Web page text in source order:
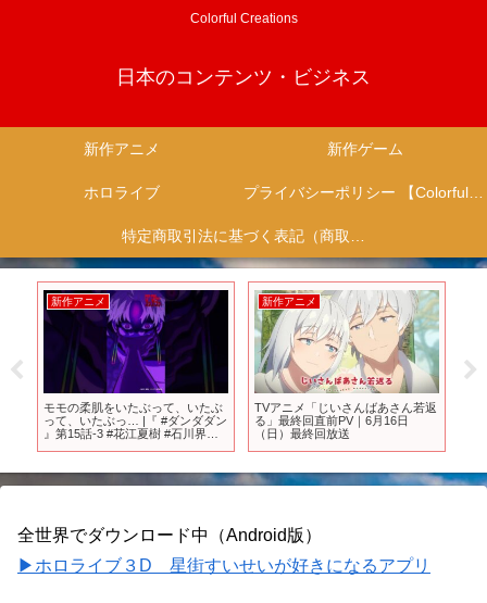
Colorful Creations
日本のコンテンツ・ビジネス
新作アニメ 新作ゲーム
ホロライブ プライバシーポリシー 【Colorful Creation】
特定商取引法に基づく表記（商取引に関する開示）
新作アニメ
モモの柔肌をいたぶって、いたぶ
って、いたぶっ… |『 #ダンダダン
』第15話-3 #花江夏樹 #石川界人
新作アニメ
TVアニメ「じいさんばあさん若返
る」最終回直前PV｜6月16日
（日）最終回放送
全世界でダウンロード中（Android版）
▶ホロライブ３D 星街すいせいが好きになるアプリ